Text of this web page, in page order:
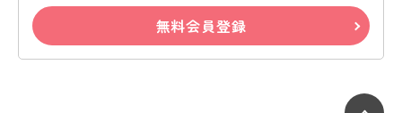
無料会員登録